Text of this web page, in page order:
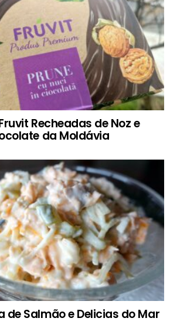
Recheadas de Noz e
da Moldávia
de Salmão e Delicias do Mar